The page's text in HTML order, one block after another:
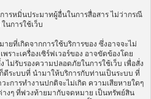
รหมิ่นประมาทผู้อื่นในการสื่อสาร ไม่ว่ากรณี
นการใช้เว็บ
ยที่เกิดจากการใช้บริการของ ซึ่งอาจจะไม่
ราะเครื่องเซิร์ฟเวอร์ของ อาจขัดข้องโดย
ม่รับรองความปลอดภัยในการใช้เว็บ เพื่อสั่ง
ดีระบบที่ นำมาให้บริการกับท่านเป็นระบบ ที่
การทำงานปกติจะไม่เกิด ความเสียหายใดๆ
งๆ ที่พ่วงท้ายมากับจดหมาย เป็นทรัพย์สิน